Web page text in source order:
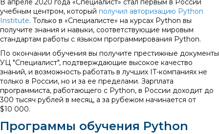
В апреле 2020 года «Специалист» стал первым в России
учебным центром, который получил авторизацию Python
Institute. Только в «Специалисте» на курсах Python вы
получите знания и навыки, соответствующие мировым
стандартам работы с языком программирования Python.
По окончании обучения вы получите престижные документы
УЦ "Специалист", подтверждающие высокое качество
знаний, и возможность работать в лучших IT-компаниях не
только в России, но и за ее пределами. Зарплата
программиста, работающего с Python, в России доходит до
300 тысяч рублей в месяц, а за рубежом начинается от
$10 000.
Программы обучения Python